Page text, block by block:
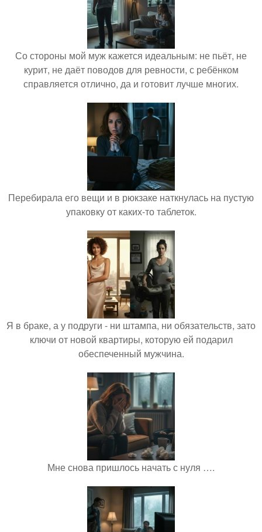
Со стороны мой муж кажется идеальным: не пьёт, не
курит, не даёт поводов для ревности, с ребёнком
справляется отлично, да и готовит лучше многих.
Перебирала его вещи и в рюкзаке наткнулась на пустую
упаковку от каких-то таблеток.
Я в браке, а у подруги - ни штампа, ни обязательств, зато
ключи от новой квартиры, которую ей подарил
обеспеченный мужчина.
Мне снова пришлось начать с нуля ….